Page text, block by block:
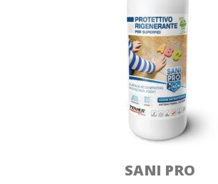
SANI PRO